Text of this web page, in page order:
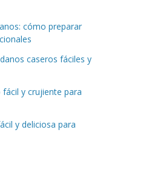
cómo preparar
caseros fáciles y
y crujiente para
y deliciosa para